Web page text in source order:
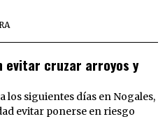
evitar cruzar arroyos y
los siguientes días en Nogales,
evitar ponerse en riesgo